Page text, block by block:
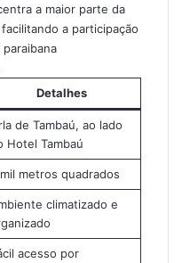
a maior parte da
a participação
Detalhes
de Tambaú, ao lado
Hotel Tambaú
metros quadrados
climatizado e
acesso por